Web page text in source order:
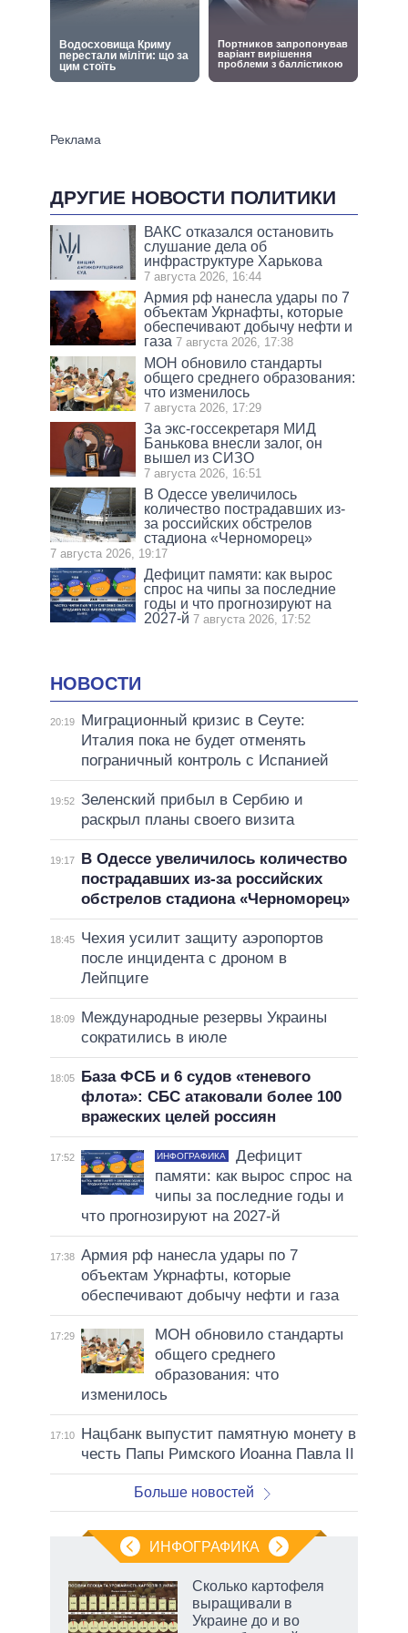
ДРУГИЕ НОВОСТИ ПОЛИТИКИ
ВАКС отказался остановить
слушание дела об
инфраструктуре Харькова
7 августа 2026, 16:44
Армия рф нанесла удары по 7
объектам Укрнафты, которые
обеспечивают добычу нефти и
газа 7 августа 2026, 17:38
МОН обновило стандарты
общего среднего образования:
что изменилось
7 августа 2026, 17:29
За экс-госсекретаря МИД
Банькова внесли залог, он
вышел из СИЗО
7 августа 2026, 16:51
В Одессе увеличилось
количество пострадавших из-
за российских обстрелов
стадиона «Черноморец»
7 августа 2026, 19:17
Дефицит памяти: как вырос
спрос на чипы за последние
годы и что прогнозируют на
2027-й 7 августа 2026, 17:52
НОВОСТИ
20:19
Миграционный кризис в Сеуте:
Италия пока не будет отменять
пограничный контроль с Испанией
19:52 Зеленский прибыл в Сербию и
раскрыл планы своего визита
19:17
В Одессе увеличилось количество
пострадавших из-за российских
обстрелов стадиона «Черноморец»
18:45
Чехия усилит защиту аэропортов
после инцидента с дроном в
Лейпциге
18:09
Международные резервы Украины
сократились в июле
18:05
База ФСБ и 6 судов «теневого
флота»: СБС атаковали более 100
вражеских целей россиян
17:52 ИНФОГРАФИКА
Дефицит
памяти: как вырос спрос на
чипы за последние годы и
что прогнозируют на 2027-й
17:38 Армия рф нанесла удары по 7
объектам Укрнафты, которые
обеспечивают добычу нефти и газа
17:29
МОН обновило стандарты
общего среднего
образования: что
изменилось
17:10
Нацбанк выпустит памятную монету в
честь Папы Римского Иоанна Павла II
Больше новостей
ИНФОГРАФИКА
Сколько картофеля
выращивали в
Украине до и во